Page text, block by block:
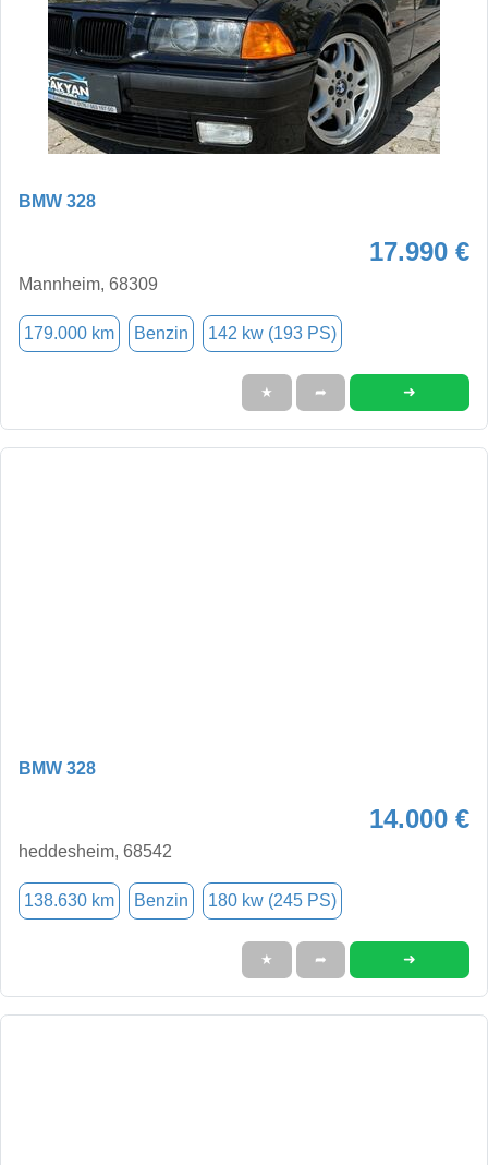
BMW 328
17.990 €
Mannheim, 68309
179.000 km Benzin 142 kw (193 PS)
★ ➦ ➜
BMW 328
14.000 €
heddesheim, 68542
138.630 km Benzin 180 kw (245 PS)
★ ➦ ➜